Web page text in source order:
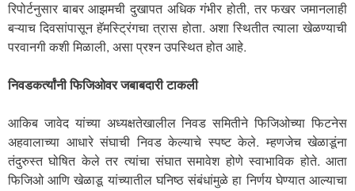
रिपोर्टनुसार बाबर आझमची दुखापत अधिक गंभीर होती, तर फखर जमानलाही
बऱ्याच दिवसांपासून हॅमस्ट्रिंगचा त्रास होता. अशा स्थितीत त्याला खेळण्याची
परवानगी कशी मिळाली, असा प्रश्न उपस्थित होत आहे.
निवडकर्त्यांनी फिजिओवर जबाबदारी टाकली
आकिब जावेद यांच्या अध्यक्षतेखालील निवड समितीने फिजिओच्या फिटनेस
अहवालाच्या आधारे संघाची निवड केल्याचे स्पष्ट केले. म्हणजेच खेळाडूंना
तंदुरुस्त घोषित केले तर त्यांचा संघात समावेश होणे स्वाभाविक होते. आता
फिजिओ आणि खेळाडू यांच्यातील घनिष्ठ संबंधांमुळे हा निर्णय घेण्यात आल्याचा